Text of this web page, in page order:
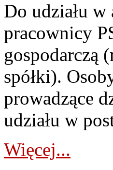
Do udziału
pracownicy
gospodarczą
spółki).
prowadzące
udziału w
Więcej...